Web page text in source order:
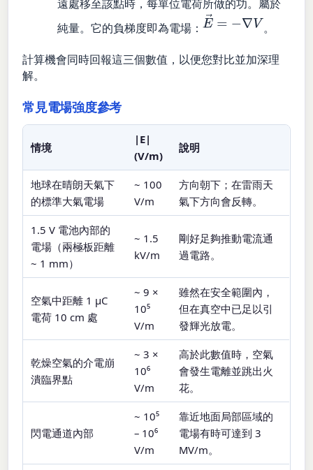
遠處移至該點時，每單位電荷所做的功。屬於
純量。它的負梯度即為電場：E→=−∇V 。
計算機會同時回報這三個數值，以便您對比並加深理
解。
常見電場強度參考
情境
|E|
(V/m)
說明
地球在晴朗天氣下
的標準大氣電場
~ 100
V/m
方向朝下；在雷雨天
氣下方向會反轉。
1.5 V 電池內部的
電場（兩極板距離
~ 1 mm）
~ 1.5
kV/m
剛好足夠推動電流通
過電路。
空氣中距離 1 µC
電荷 10 cm 處
~ 9 ×
10⁵
V/m
雖然在安全範圍內，
但在真空中已足以引
發輝光放電。
乾燥空氣的介電崩
潰臨界點
~ 3 ×
10⁶
V/m
高於此數值時，空氣
會發生電離並跳出火
花。
閃電通道內部
~ 10⁵
– 10⁶
V/m
靠近地面局部區域的
電場有時可達到 3
MV/m。